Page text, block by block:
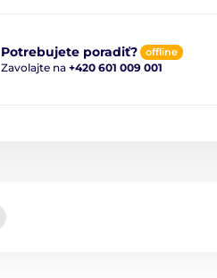
Potrebujete poradiť? offline
Zavolajte na +420 601 009 001